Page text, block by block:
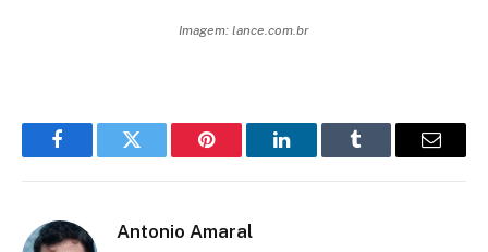
Imagem: lance.com.br
FacebookTwitter Pinterest LinkedInTumblr Email
Antonio Amaral